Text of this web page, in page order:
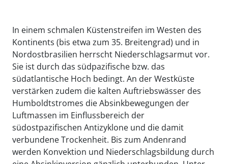
In einem schmalen Küstenstreifen im Westen des
Kontinents (bis etwa zum 35. Breitengrad) und in
Nordostbrasilien herrscht Niederschlagsarmut vor.
Sie ist durch das südpazifische bzw. das
südatlantische Hoch bedingt. An der Westküste
verstärken zudem die kalten Auftriebswässer des
Humboldtstromes die Absinkbewegungen der
Luftmassen im Einflussbereich der
südostpazifischen Antizyklone und die damit
verbundene Trockenheit. Bis zum Andenrand
werden Konvektion und Niederschlagsbildung durch